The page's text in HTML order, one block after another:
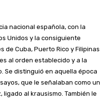
nacional española, con la
Unidos y la consiguiente
de Cuba, Puerto Rico y Filipinas
al orden establecido y a la
Se distinguió en aquella época
que le señalaban como un
al krausismo. También le